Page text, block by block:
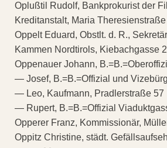
Oplußtil Rudolf, Bankprokurist der
Kreditanstalt, Maria
Oppelt Eduard, Obstlt. d. R.,
Kammen Nordtirols, Kiebachgasse 2
Oppenauer Johann,
— Josef, B.=B.=Offizial und
— Leo, Kaufmann, Pradlerstraße 57
— Rupert, B.=B.=Offizial
Opperer Franz, Kommissionär,
Oppitz Christine, städt.